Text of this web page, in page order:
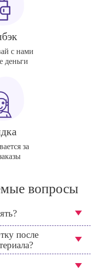
с нами
деньги
за
вопросы
после